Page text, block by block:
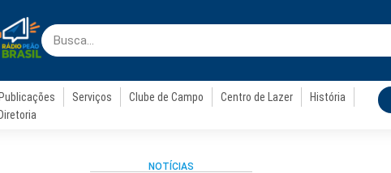
Publicações Serviços Clube de Campo Centro de Lazer
História
Diretoria
NOTÍCIAS